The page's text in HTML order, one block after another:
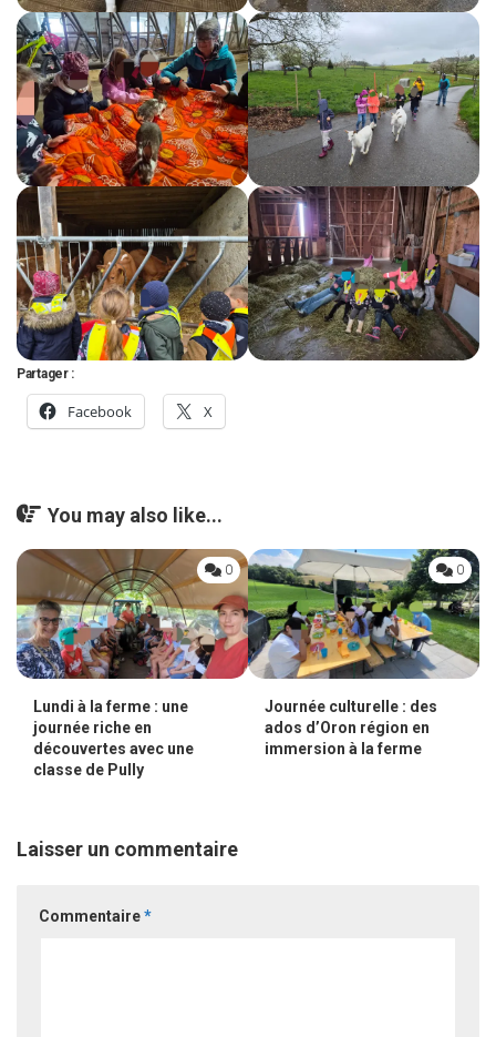
Partager :
Facebook X
You may also like...
0
Lundi à la ferme : une
journée riche en
découvertes avec une
classe de Pully
0
Journée culturelle : des
ados d’Oron région en
immersion à la ferme
Laisser un commentaire
Commentaire*